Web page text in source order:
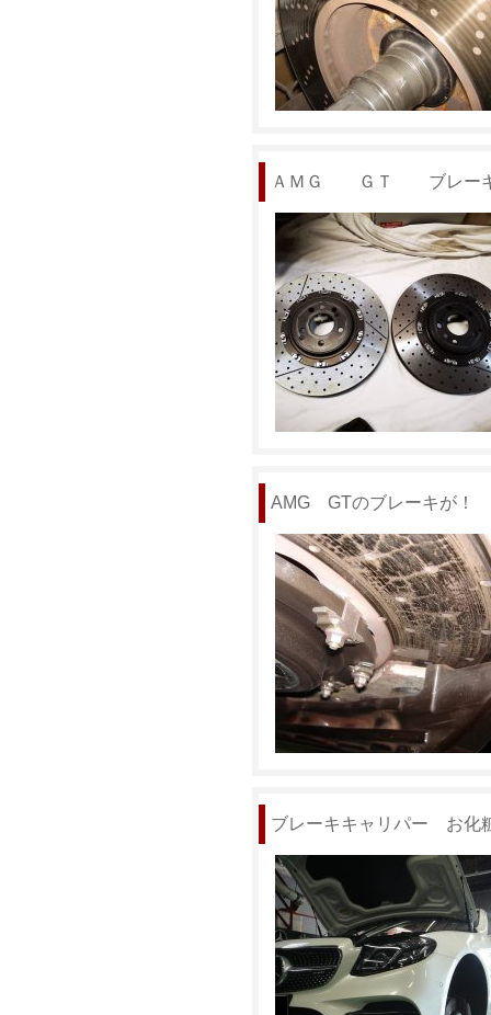
ＡＭＧ ＧＴ ブレーキ
AMG GTのブレーキが！
ブレーキキャリパー お化